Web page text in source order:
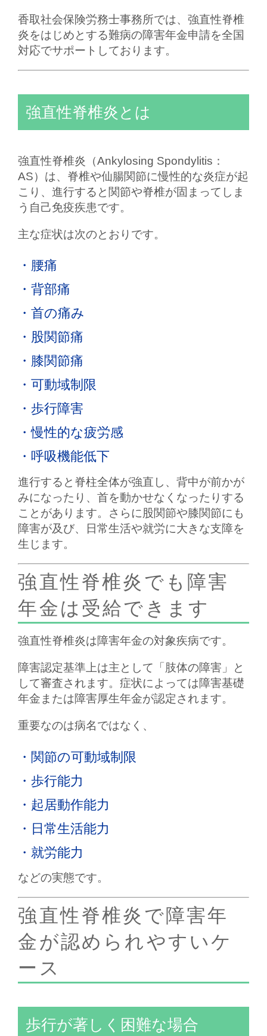
香取社会保険労務士事務所では、強直性脊椎
炎をはじめとする難病の障害年金申請を全国
対応でサポートしております。
強直性脊椎炎とは
強直性脊椎炎（Ankylosing Spondylitis：
AS）は、脊椎や仙腸関節に慢性的な炎症が起
こり、進行すると関節や脊椎が固まってしま
う自己免疫疾患です。
主な症状は次のとおりです。
・腰痛
・背部痛
・首の痛み
・股関節痛
・膝関節痛
・可動域制限
・歩行障害
・慢性的な疲労感
・呼吸機能低下
進行すると脊柱全体が強直し、背中が前かが
みになったり、首を動かせなくなったりする
ことがあります。さらに股関節や膝関節にも
障害が及び、日常生活や就労に大きな支障を
生じます。
強直性脊椎炎でも障害
年金は受給できます
強直性脊椎炎は障害年金の対象疾病です。
障害認定基準上は主として「肢体の障害」と
して審査されます。症状によっては障害基礎
年金または障害厚生年金が認定されます。
重要なのは病名ではなく、
・関節の可動域制限
・歩行能力
・起居動作能力
・日常生活能力
・就労能力
などの実態です。
強直性脊椎炎で障害年
金が認められやすいケ
ース
歩行が著しく困難な場合